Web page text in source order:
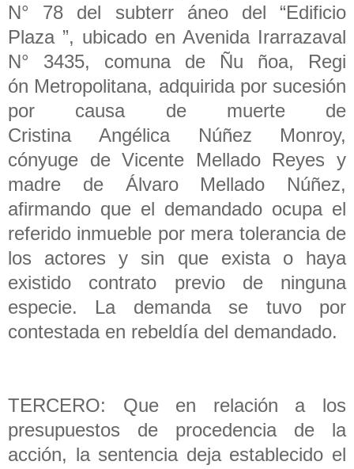
N° 78 del subterr áneo del “Edificio
Plaza ”, ubicado en Avenida Irarrazaval
N° 3435, comuna de Ñu ñoa, Regi
ón Metropolitana, adquirida por sucesión
por causa de muerte de
Cristina Angélica Núñez Monroy,
cónyuge de Vicente Mellado Reyes y
madre de Álvaro Mellado Núñez,
afirmando que el demandado ocupa el
referido inmueble por mera tolerancia de
los actores y sin que exista o haya
existido contrato previo de ninguna
especie. La demanda se tuvo por
contestada en rebeldía del demandado.
TERCERO: Que en relación a los
presupuestos de procedencia de la
acción, la sentencia deja establecido el